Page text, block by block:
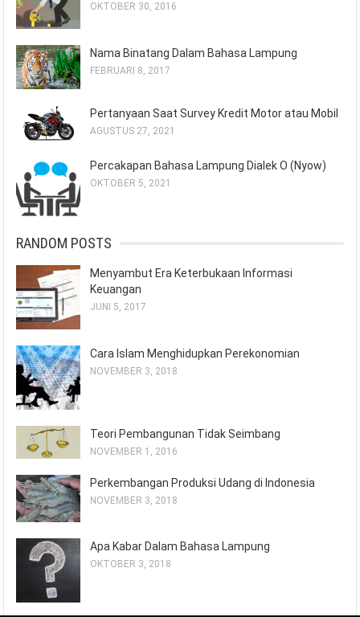
OKTOBER 30, 2016
Nama Binatang Dalam Bahasa Lampung
FEBRUARI 8, 2017
Pertanyaan Saat Survey Kredit Motor atau Mobil
AGUSTUS 27, 2021
Percakapan Bahasa Lampung Dialek O (Nyow)
OKTOBER 5, 2021
RANDOM POSTS
Menyambut Era Keterbukaan Informasi
Keuangan
JUNI 5, 2017
Cara Islam Menghidupkan Perekonomian
NOVEMBER 3, 2018
Teori Pembangunan Tidak Seimbang
NOVEMBER 1, 2016
Perkembangan Produksi Udang di Indonesia
NOVEMBER 3, 2018
Apa Kabar Dalam Bahasa Lampung
OKTOBER 3, 2018